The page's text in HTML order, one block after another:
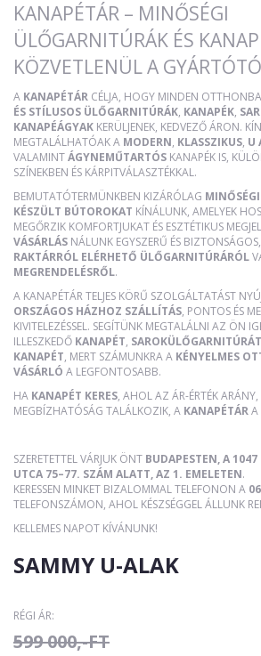
KANAPÉTÁR – MINŐSÉGI
ÜLŐGARNITÚRÁK ÉS
KÖZVETLENÜL A
A KANAPÉTÁR CÉLJA, HOGY MINDEN OTTHONBA
ÉS STÍLUSOS ÜLŐGARNITÚRÁK, KANAPÉK,
KANAPÉÁGYAK KERÜLJENEK, KEDVEZŐ ÁRON.
MEGTALÁLHATÓAK A MODERN, KLASSZIKUS, U
VALAMINTÁGYNEMŰTARTÓS KANAPÉK IS,
SZÍNEKBEN ÉS KÁRPITVÁLASZTÉKKAL.
BEMUTATÓTERMÜNKBEN KIZÁRÓLAG
KÉSZÜLT BÚTOROKAT KÍNÁLUNK, AMELYEK
MEGŐRZIK KOMFORTJUKAT ÉS ESZTÉTIKUS
VÁSÁRLÁS NÁLUNK EGYSZERŰ ÉS
RAKTÁRRÓL ELÉRHETŐ ÜLŐGARNITÚRÁRÓL
MEGRENDELÉSRŐL.
A KANAPÉTÁR TELJES KÖRŰ SZOLGÁLTATÁST
ORSZÁGOS HÁZHOZ SZÁLLÍTÁS, PONTOS ÉS
KIVITELEZÉSSEL. SEGÍTÜNK MEGTALÁLNI AZ ÖN
ILLESZKEDŐ KANAPÉT, SAROKÜLŐGARNITÚRÁT
KANAPÉT, MERT SZÁMUNKRA A KÉNYELMES
VÁSÁRLÓ A LEGFONTOSABB.
HA KANAPÉT KERES, AHOL AZ ÁR-ÉRTÉK
MEGBÍZHATÓSÁG TALÁLKOZIK, A KANAPÉTÁRA
SZERETETTEL VÁRJUK ÖNT BUDAPESTEN, A
UTCA 75–77. SZÁM ALATT, AZ 1. EMELETEN.
KERESSEN MINKET BIZALOMMAL TELEFONON A
TELEFONSZÁMON, AHOL KÉSZSÉGGEL ÁLLUNK
KELLEMES NAPOT KÍVÁNUNK!
SAMMY U-ALAK
RÉGI ÁR:
599 000,-FT